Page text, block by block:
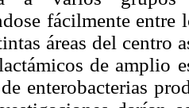
fácilmente
áreas del centro
de amplio
enterobacterias